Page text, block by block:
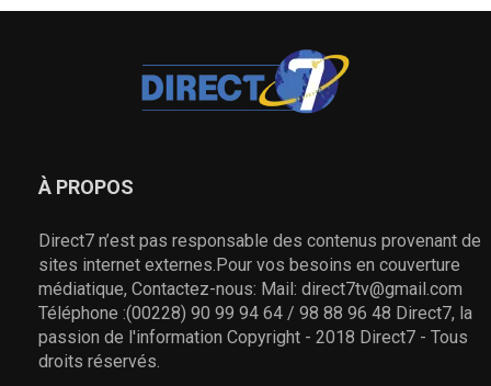
À PROPOS
Direct7 n’est pas responsable des contenus provenant de
sites internet externes.Pour vos besoins en couverture
médiatique, Contactez-nous: Mail: direct7tv@gmail.com
Téléphone :(00228) 90 99 94 64 / 98 88 96 48 Direct7, la
passion de l'information Copyright - 2018 Direct7 - Tous
droits réservés.